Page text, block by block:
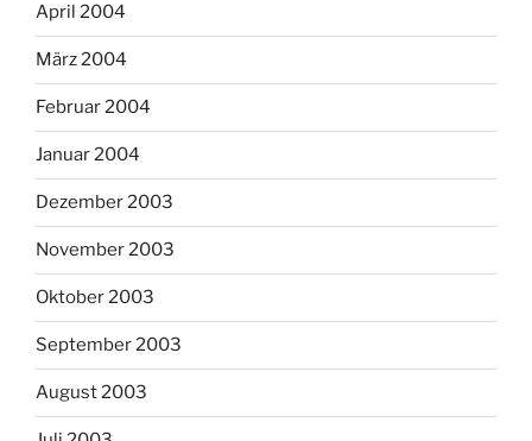
April 2004
März 2004
Februar 2004
Januar 2004
Dezember 2003
November 2003
Oktober 2003
September 2003
August 2003